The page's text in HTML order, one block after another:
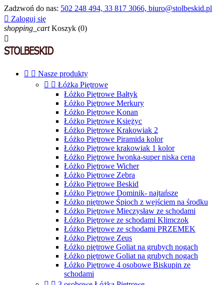
Zadzwoń do nas: 502 248 494, 33 817 3066, biuro@stolbeskid.pl
 Zaloguj się
shopping_cart Koszyk (0)

  Nasze produkty
  Łóżka Piętrowe
Łóżko Piętrowe Bałtyk
Łóżko Piętrowe Merkury
Łóżko Piętrowe Konan
Łóżko Piętrowe Księżyc
Łóżko Piętrowe Krakowiak 2
Łóżko Piętrowe Piramida kolor
Łóżko Piętrowe krakowiak 1 kolor
Łóżko Piętrowe Iwonka-super niska cena
Łóżko Piętrowe Wicher
Łóżko Piętrowe Zebra
Łóżko Piętrowe Beskid
Łóżko Piętrowe Dominik- najtańsze
Łóżko piętrowe Śpioch z wejściem na środku
Łóżko Piętrowe Mieczysław ze schodami
Łóżko Piętrowe ze schodami Klimczok
Łóżko Piętrowe ze schodami PRZEMEK
Łóżko Piętrowe Zeus
Łóżko piętrowe Goliat na grubych nogach
Łóżko piętrowe Goliat na grubych nogach
Łóżko Piętrowe 4 osobowe Biskupin ze
schodami